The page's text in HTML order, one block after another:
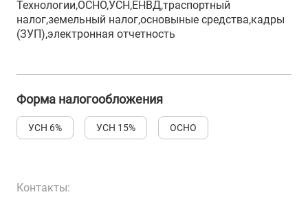
Технологии,ОСНО,УСН,ЕНВД,траспортный
налог,земельный налог,основыные средства,кадры
(ЗУП),электронная отчетность
Форма налогообложения
УСН 6% УСН 15% ОСНО
Контакты: